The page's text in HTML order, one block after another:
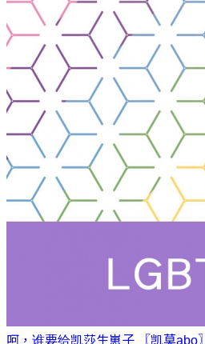
呵，谁要给凯莎生崽子 〖凯莫abo〗